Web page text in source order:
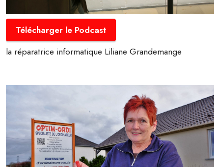
Télécharger le Podcast
la réparatrice informatique Liliane Grandemange